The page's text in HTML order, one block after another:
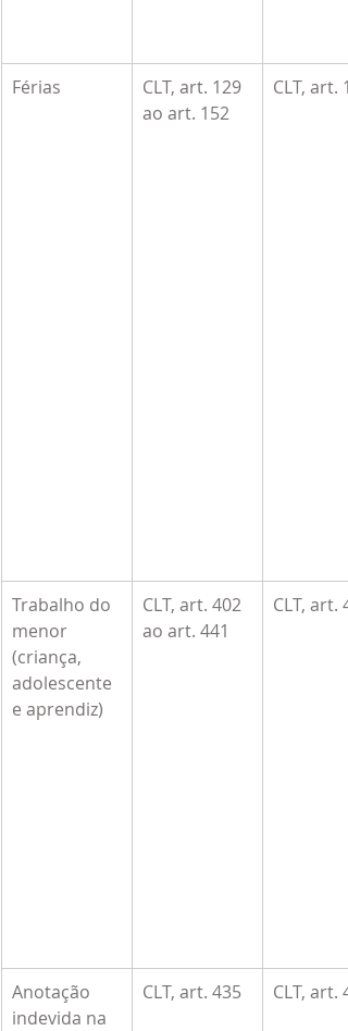
Férias
CLT, art. 129
ao art. 152
CLT, art.
Trabalho do
menor
(criança,
adolescente
e aprendiz)
CLT, art. 402
ao art. 441
CLT, art.
Anotação
indevida na
CLT, art. 435 CLT, art.